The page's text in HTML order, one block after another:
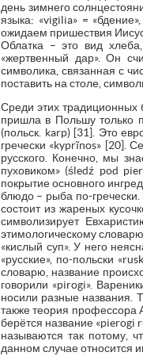
день зимнего
языка: «vigilia» =
ожидаем пришествия
Облатка – это вид
«жертвенный дар». Он
символика, связанная с
поставить на столе,
Среди этих
пришла в Польшу только
(польск. karp) [31]. Это
гречески «kyprĩnos» [20].
русского. Конечно, мы
пуховиком» (śledź pod
покрытие основного
блюдо – рыба по-
состоит из жареных
символизирует
этимологическому
«кислый суп». У него
«русские», по-польски
словарю, название
говорили «pirogi».
носили разные названия.
также теория профессора
берётся название «pierogi
называются так потому,
данном случае относится